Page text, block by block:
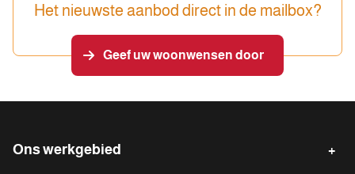
Het nieuwste aanbod direct in de mailbox?
Geef uw woonwensen door
Ons werkgebied